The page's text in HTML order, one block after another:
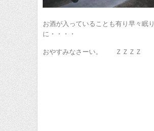
お酒が入っていることも有り早々眠り
に・・・・
おやすみなさーい。 ＺＺＺＺ